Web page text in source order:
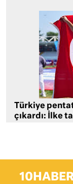
Türkiye
çıkardı: İlke